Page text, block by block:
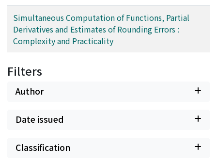
Simultaneous Computation of Functions, Partial
Derivatives and Estimates of Rounding Errors :
Complexity and Practicality
Filters
Author
Date issued
Classification